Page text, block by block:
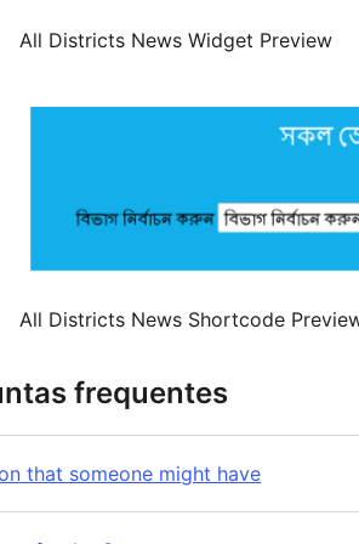
All Districts News Widget Preview
All Districts News Shortcode
frequentes
that someone might have